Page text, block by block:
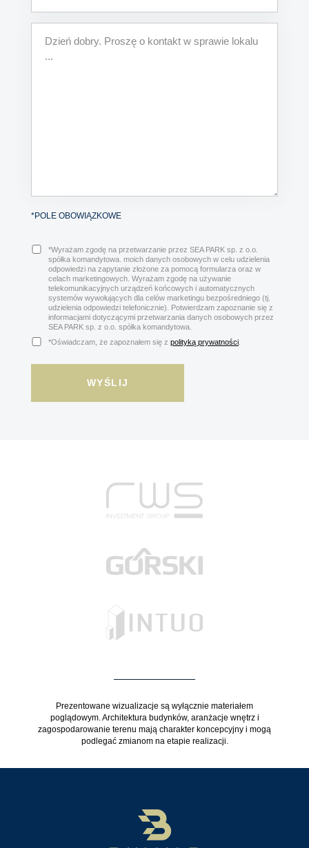
*POLE OBOWIĄZKOWE
*Wyrażam zgodę na przetwarzanie przez SEA PARK sp. z o.o.
spółka komandytowa. moich danych osobowych w celu udzielenia
odpowiedzi na zapytanie złożone za pomocą formularza oraz w
celach marketingowych. Wyrażam zgodę na używanie
telekomunikacyjnych urządzeń końcowych i automatycznych
systemów wywołujących dla celów marketingu bezpośredniego (tj.
udzielenia odpowiedzi telefonicznie). Potwierdzam zapoznanie się z
informacjami dotyczącymi przetwarzania danych osobowych przez
SEA PARK sp. z o.o. spółka komandytowa.
*Oświadczam, że zapoznałem się z polityką prywatności
Prezentowane wizualizacje są wyłącznie materiałem
poglądowym. Architektura budynków, aranżacje wnętrz i
zagospodarowanie terenu mają charakter koncepcyjny i mogą
podlegać zmianom na etapie realizacji.